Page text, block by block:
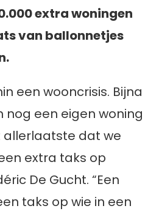
extra woningen
van ballonnetjes
een wooncrisis. Bijna
nog een eigen woning
allerlaatste dat we
extra taks op
De Gucht. “Een
taks op wie in een